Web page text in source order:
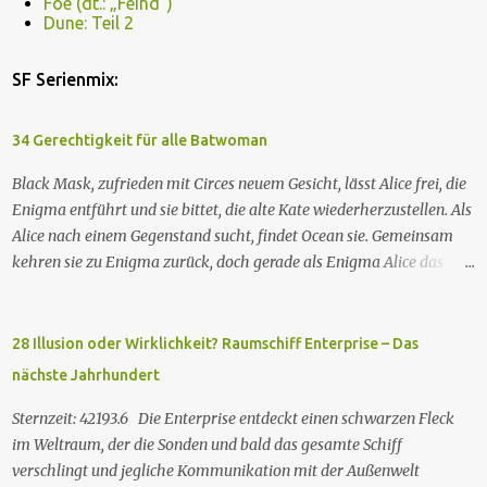
Dune: Teil 2
SF Serienmix:
34 Gerechtigkeit für alle Batwoman
Black Mask, zufrieden mit Circes neuem Gesicht, lässt Alice frei, die
Enigma entführt und sie bittet, die alte Kate wiederherzustellen. Als
Alice nach einem Gegenstand sucht, findet Ocean sie. Gemeinsam
kehren sie zu Enigma zurück, doch gerade als Enigma Alice das
wolle. Währenddessen nehmen zwei GCPd-Beamte Ryan und Luke
in einem Club fest. Als Sophie die gleichen weißen, rassistischen
auf einen Gefangenen namens Eli. Imani besorgt sich einen Anwalt,
um sie rauszuholen. Inzwischen hat das neue Snakebite viele
Drogenabhängige in fleischfressende Monster verwandelt. Ein
28 Illusion oder Wirklichkeit? Raumschiff Enterprise – Das
nächste Jahrhundert
Sternzeit: 42193.6 Die Enterprise entdeckt einen schwarzen Fleck
im Weltraum, der die Sonden und bald das gesamte Schiff
verschlingt und jegliche Kommunikation mit der Außenwelt